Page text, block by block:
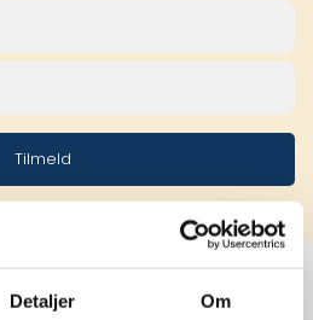
Detaljer Om
Tilmeld